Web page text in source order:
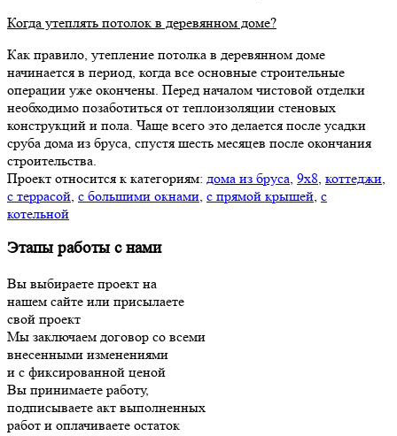
Когда утеплять потолок в деревянном доме?
Как правило, утепление потолка в деревянном доме
начинается в период, когда все основные строительные
операции уже окончены. Перед началом чистовой отделки
необходимо позаботиться от теплоизоляции стеновых
конструкций и пола. Чаще всего это делается после усадки
сруба дома из бруса, спустя шесть месяцев после окончания
строительства.
Проект относится к категориям: дома из бруса 9х8 коттеджи
с террасой с большими окнами с прямой крышей с
котельной
Этапы работы с нами
Вы выбираете проект на
нашем сайте или присылаете
свой проект
Мы заключаем договор со всеми
внесенными изменениями
и с фиксированной ценой
Вы принимаете работу,
подписываете акт выполненных
работ и оплачиваете остаток